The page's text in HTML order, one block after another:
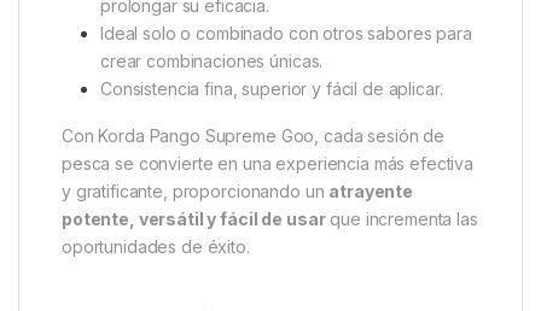
prolongar su eficacia.
Ideal solo o combinado con otros sabores para
crear combinaciones únicas.
Consistencia fina, superior y fácil de aplicar.
Con Korda Pango Supreme Goo, cada sesión de
pesca se convierte en una experiencia más efectiva
y gratificante, proporcionando un atrayente
potente, versátil y fácil de usarque incrementa las
oportunidades de éxito.